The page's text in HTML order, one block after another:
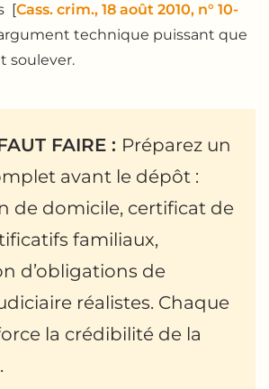
[Cass. crim., 18 août 2010, n° 10-
argument technique puissant que
soulever.
FAIRE : Préparez un
avant le dépôt :
de domicile, certificat de
familiaux,
d’obligations de
réalistes. Chaque
la crédibilité de la